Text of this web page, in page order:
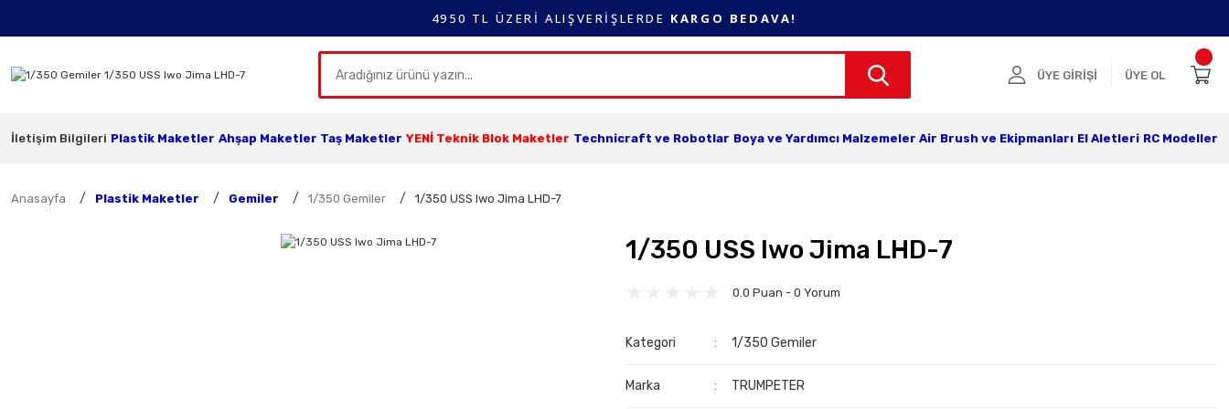
4950 TL ÜZERİ ALIŞVERİŞLERDE KARGO BEDAVA!
ÜYE GİRİŞİ ÜYE OL
İletişim Bilgileri Plastik Maketler Ahşap Maketler Taş Maketler YENİ Teknik Blok Maketler Technicraft ve Robotlar Boya ve Yardımcı Malzemeler Air Brush ve Ekipmanları El Aletleri RC Modeller
Anasayfa Plastik Maketler Gemiler 1/350 Gemiler 1/350 USS Iwo Jima LHD-7
1/350 USS Iwo Jima LHD-7
0.0 Puan - 0 Yorum
Kategori 1/350 Gemiler
Marka TRUMPETER